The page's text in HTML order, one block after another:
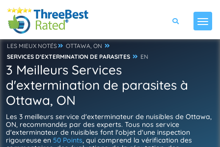
LES MIEUX NOTÉS
OTTAWA, ON
SERVICES D'EXTERMINATION DE PARASITES
EN
3 Meilleurs Services
d'extermination de parasites à
Ottawa, ON
Les 3 meilleurs service d'exterminateur de nuisibles de Ottawa,
ON, recommandés par des experts. Tous nos service
d'exterminateur de nuisibles font l'objet d'une inspection
rigoureuse en 50 Points, qui comprend la vérification des